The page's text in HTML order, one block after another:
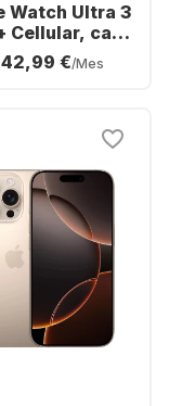
Watch Ultra 3
Cellular, caja
correa
49 mm
42,99 €/Mes